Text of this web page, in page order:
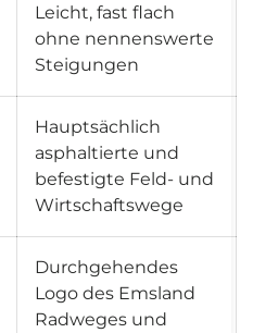
Leicht, fast flach
ohne nennenswerte
Steigungen
Hauptsächlich
asphaltierte und
befestigte Feld- und
Wirtschaftswege
Durchgehendes
Logo des Emsland
Radweges und